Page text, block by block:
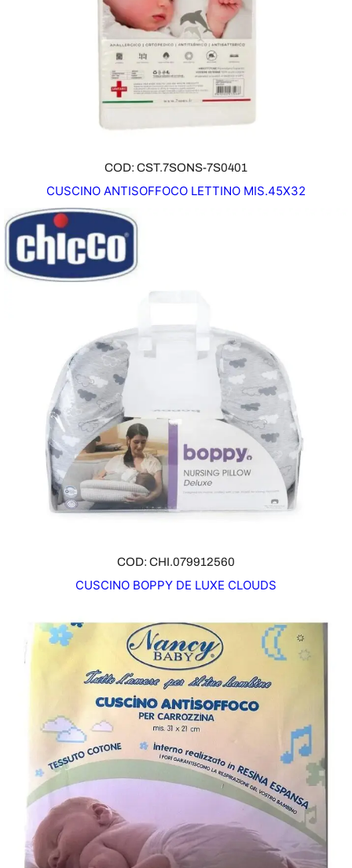
COD: CST.7SONS-7S0401
CUSCINO ANTISOFFOCO LETTINO MIS.45X32
COD: CHI.079912560
CUSCINO BOPPY DE LUXE CLOUDS